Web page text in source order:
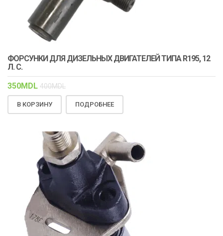
ФОРСУНКИ ДЛЯ ДИЗЕЛЬНЫХ ДВИГАТЕЛЕЙ ТИПА R195, 12
Л. С.
350MDL 400MDL
В КОРЗИНУ ПОДРОБНЕЕ